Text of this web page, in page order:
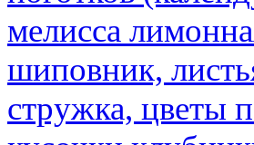
мелисса
шиповник,
стружка, цветы